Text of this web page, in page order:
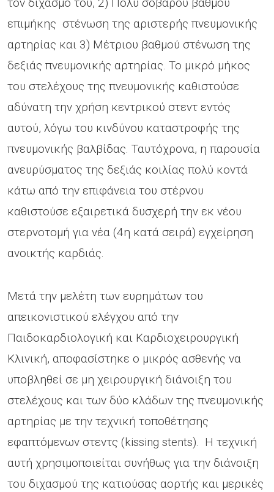
επιμήκης στένωση της αριστερής πνευμονικής
αρτηρίας και 3) Μέτριου βαθμού στένωση της
δεξιάς πνευμονικής αρτηρίας. Το μικρό μήκος
του στελέχους της πνευμονικής καθιστούσε
αδύνατη την χρήση κεντρικού στεντ εντός
αυτού, λόγω του κινδύνου καταστροφής της
πνευμονικής βαλβίδας. Ταυτόχρονα, η παρουσία
ανευρύσματος της δεξιάς κοιλίας πολύ κοντά
κάτω από την επιφάνεια του στέρνου
καθιστούσε εξαιρετικά δυσχερή την εκ νέου
στερνοτομή για νέα (4η κατά σειρά) εγχείρηση
ανοικτής καρδιάς.
Μετά την μελέτη των ευρημάτων του
απεικονιστικού ελέγχου από την
Παιδοκαρδιολογική και Καρδιοχειρουργική
Κλινική, αποφασίστηκε ο μικρός ασθενής να
υποβληθεί σε μη χειρουργική διάνοιξη του
στελέχους και των δύο κλάδων της πνευμονικής
αρτηρίας με την τεχνική τοποθέτησης
εφαπτόμενων στεντς (kissing stents). Η τεχνική
αυτή χρησιμοποιείται συνήθως για την διάνοιξη
του διχασμού της κατιούσας αορτής και μερικές